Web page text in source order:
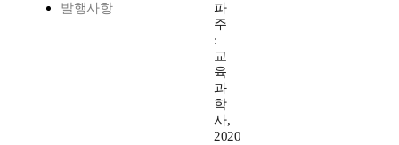
발행사항
파
주
:
교
육
과
학
사,
2020